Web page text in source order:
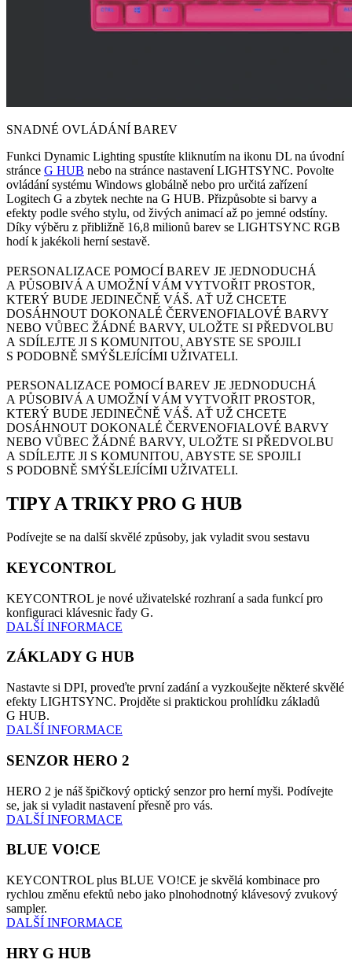
SNADNÉ OVLÁDÁNÍ BAREV
Funkci Dynamic Lighting spustíte kliknutím na ikonu DL na úvodní
stránce G HUB nebo na stránce nastavení LIGHTSYNC. Povolte
ovládání systému Windows globálně nebo pro určitá zařízení
Logitech G a zbytek nechte na G HUB. Přizpůsobte si barvy a
efekty podle svého stylu, od živých animací až po jemné odstíny.
Díky výběru z přibližně 16,8 milionů barev se LIGHTSYNC RGB
hodí k jakékoli herní sestavě.
PERSONALIZACE POMOCÍ BAREV JE JEDNODUCHÁ
A PŮSOBIVÁ A UMOŽNÍ VÁM VYTVOŘIT PROSTOR,
KTERÝ BUDE JEDINEČNĚ VÁŠ. AŤ UŽ CHCETE
DOSÁHNOUT DOKONALÉ ČERVENOFIALOVÉ BARVY
NEBO VŮBEC ŽÁDNÉ BARVY, ULOŽTE SI PŘEDVOLBU
A SDÍLEJTE JI S KOMUNITOU, ABYSTE SE SPOJILI
S PODOBNĚ SMÝŠLEJÍCÍMI UŽIVATELI.
PERSONALIZACE POMOCÍ BAREV JE JEDNODUCHÁ
A PŮSOBIVÁ A UMOŽNÍ VÁM VYTVOŘIT PROSTOR,
KTERÝ BUDE JEDINEČNĚ VÁŠ. AŤ UŽ CHCETE
DOSÁHNOUT DOKONALÉ ČERVENOFIALOVÉ BARVY
NEBO VŮBEC ŽÁDNÉ BARVY, ULOŽTE SI PŘEDVOLBU
A SDÍLEJTE JI S KOMUNITOU, ABYSTE SE SPOJILI
S PODOBNĚ SMÝŠLEJÍCÍMI UŽIVATELI.
TIPY A TRIKYPRO G HUB
Podívejte se na další skvělé způsoby, jak vyladit svou sestavu
KEYCONTROL
KEYCONTROL je nové uživatelské rozhraní a sada funkcí pro
konfiguraci klávesnic řady G.
DALŠÍ INFORMACE
ZÁKLADY G HUB
Nastavte si DPI, proveďte první zadání a vyzkoušejte některé skvělé
efekty LIGHTSYNC. Projděte si praktickou prohlídku základů
G HUB.
DALŠÍ INFORMACE
SENZOR HERO 2
HERO 2 je náš špičkový optický senzor pro herní myši. Podívejte
se, jak si vyladit nastavení přesně pro vás.
DALŠÍ INFORMACE
BLUE VO!CE
KEYCONTROL plus BLUE VO!CE je skvělá kombinace pro
rychlou změnu efektů nebo jako plnohodnotný klávesový zvukový
sampler.
DALŠÍ INFORMACE
HRY G HUB